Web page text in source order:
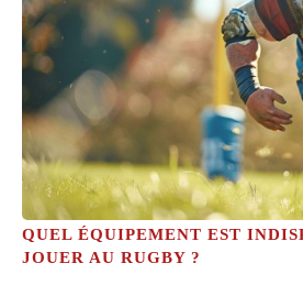
QUEL ÉQUIPEMENT EST
JOUER AU RUGBY ?